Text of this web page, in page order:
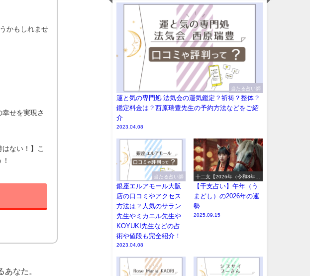
かもしれませ
せを実現さ
ない！】こ
なた。
当たる占い師
運と気の専門処 法気会の運気鑑定？祈祷？整体？
鑑定料金は？西原瑞豊先生の予約方法などをご紹
介
2023.04.08
当たる占い師
銀座エルアモール大阪
店の口コミやアクセス
方法は？人気のサラン
先生やミカエル先生や
KOYUKI先生などの占
術や値段も完全紹介！
2023.04.08
十二支【2026年（令和8年）
の運勢】
【干支占い】午年（う
まどし）の2026年の運
勢
2025.09.15